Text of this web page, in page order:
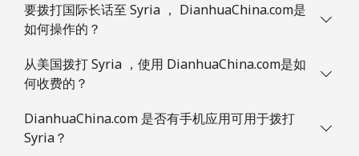
要拨打国际长话至 Syria ， DianhuaChina.com是
如何操作的？
从美国拨打 Syria ，使用 DianhuaChina.com是如
何收费的？
DianhuaChina.com 是否有手机应用可用于拨打
Syria？